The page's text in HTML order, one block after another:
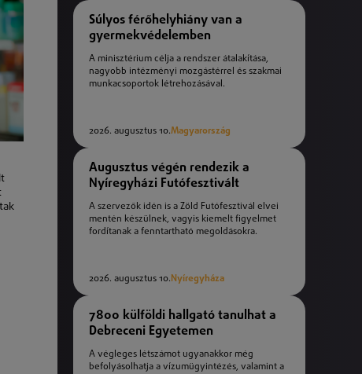
Súlyos férőhelyhiány van a
gyermekvédelemben
A minisztérium célja a rendszer átalakítása,
nagyobb intézményi mozgástérrel és szakmai
munkacsoportok létrehozásával.
2026. augusztus 10.Magyarország
Augusztus végén rendezik a
Nyíregyházi Futófesztivált
A szervezők idén is a Zöld Futófesztivál elvei
mentén készülnek, vagyis kiemelt figyelmet
fordítanak a fenntartható megoldásokra.
2026. augusztus 10. Nyíregyháza
7800 külföldi hallgató tanulhat a
Debreceni Egyetemen
A végleges létszámot ugyanakkor még
befolyásolhatja a vízumügyintézés, valamint a